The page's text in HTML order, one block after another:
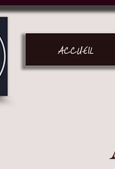
ACCUEIL